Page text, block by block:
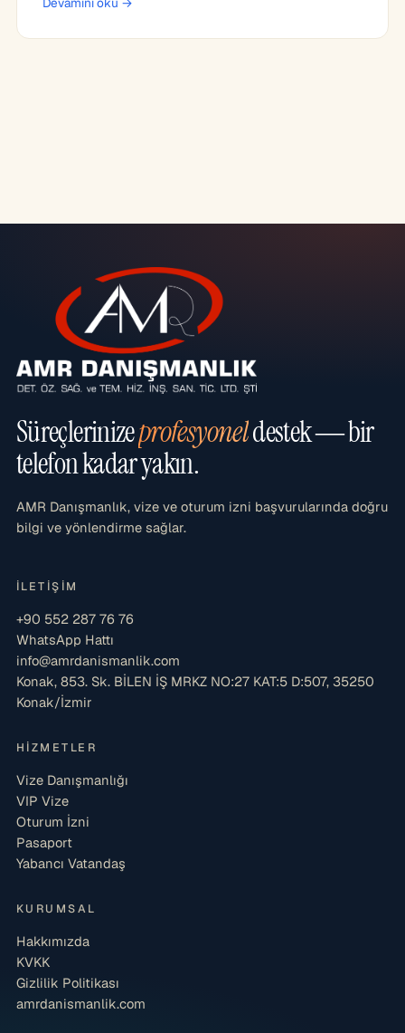
Süreçlerinizeprofesyoneldestek — bir
telefon kadar yakın.
AMR Danışmanlık, vize ve oturum izni başvurularında doğru
bilgi ve yönlendirme sağlar.
İLETIŞIM
+90 552 287 76 76
WhatsApp Hattı
info@amrdanismanlik.com
Konak, 853. Sk. BİLEN İŞ MRKZ NO:27 KAT:5 D:507, 35250
Konak/İzmir
HIZMETLER
Vize Danışmanlığı
VIP Vize
Oturum İzni
Pasaport
Yabancı Vatandaş
KURUMSAL
Hakkımızda
KVKK
Gizlilik Politikası
amrdanismanlik.com